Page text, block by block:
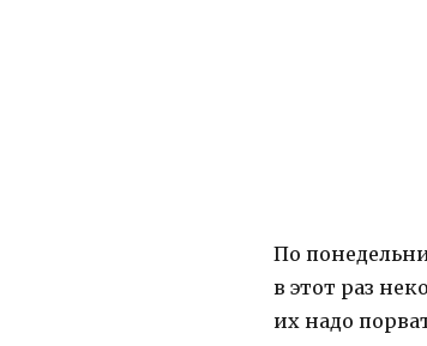
По
в этот раз
их надо